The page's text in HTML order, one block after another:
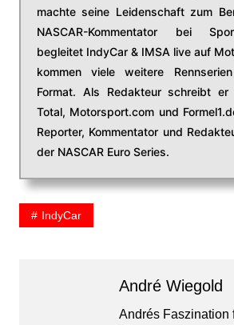
machte seine Leidenschaft zum
NASCAR-Kommentator bei
begleitet IndyCar & IMSA live auf
kommen viele weitere
Format. Als Redakteur schreibt
Total, Motorsport.com und
Reporter, Kommentator und
der NASCAR Euro Series.
IndyCar
André Wiegold
Andrés Faszination